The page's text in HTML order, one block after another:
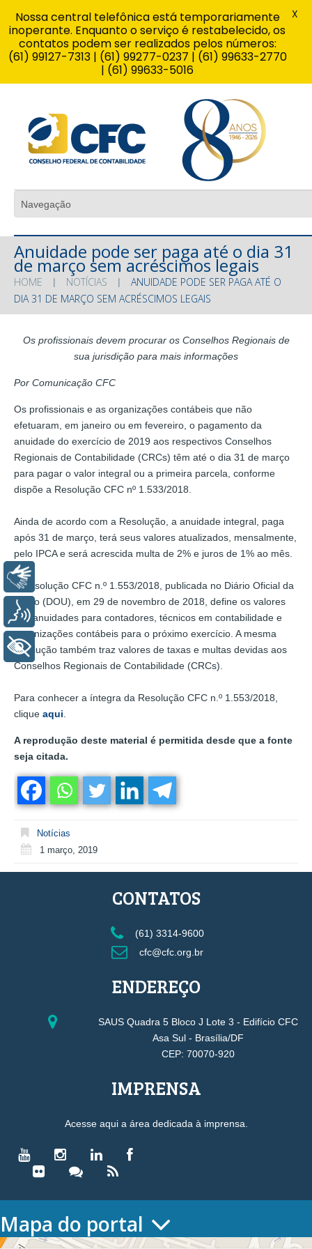
Anuidade pode ser paga até o dia 31
de março sem acréscimos legais
HOME NOTÍCIAS
ANUIDADE PODE SER PAGA ATÉ O
DIA 31 DE MARÇO SEM ACRÉSCIMOS LEGAIS
Os profissionais devem procurar os Conselhos Regionais de
sua jurisdição para mais informações
Por Comunicação CFC
Os profissionais e as organizações contábeis que não
efetuaram, em janeiro ou em fevereiro, o pagamento da
anuidade do exercício de 2019 aos respectivos Conselhos
Regionais de Contabilidade (CRCs) têm até o dia 31 de março
para pagar o valor integral ou a primeira parcela, conforme
dispõe a Resolução CFC nº 1.533/2018.
Ainda de acordo com a Resolução, a anuidade integral, paga
após 31 de março, terá seus valores atualizados, mensalmente,
pelo IPCA e será acrescida multa de 2% e juros de 1% ao mês.
A Resolução CFC n.º 1.553/2018, publicada no Diário Oficial da
União (DOU), em 29 de novembro de 2018, define os valores
das anuidades para contadores, técnicos em contabilidade e
organizações contábeis para o próximo exercício. A mesma
resolução também traz valores de taxas e multas devidas aos
Conselhos Regionais de Contabilidade (CRCs).
Para conhecer a íntegra da Resolução CFC n.º 1.553/2018,
clique aqui
A reprodução deste material é permitida desde que a fonte
seja citada.
Notícias
1 março, 2019
CONTATOS
(61) 3314-9600
cfc@cfc.org.br
ENDEREÇO
SAUS Quadra 5 Bloco J Lote 3 - Edifício CFC
Asa Sul - Brasília/DF
CEP: 70070-920
IMPRENSA
Acesse aqui a área dedicada à imprensa.
Mapa do portal
HOME
Nossa central telefônica está temporariamente
inoperante. Enquanto o serviço é restabelecido, os
contatos podem ser realizados pelos números:
(61) 99127-7313 | (61) 99277-0237 | (61) 99633-2770
| (61) 99633-5016
X
Voz
+ Acessibilidade